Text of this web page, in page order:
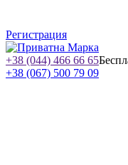
Регистрация
+38 (044) 466 66 65
+38 (067) 500 79 09